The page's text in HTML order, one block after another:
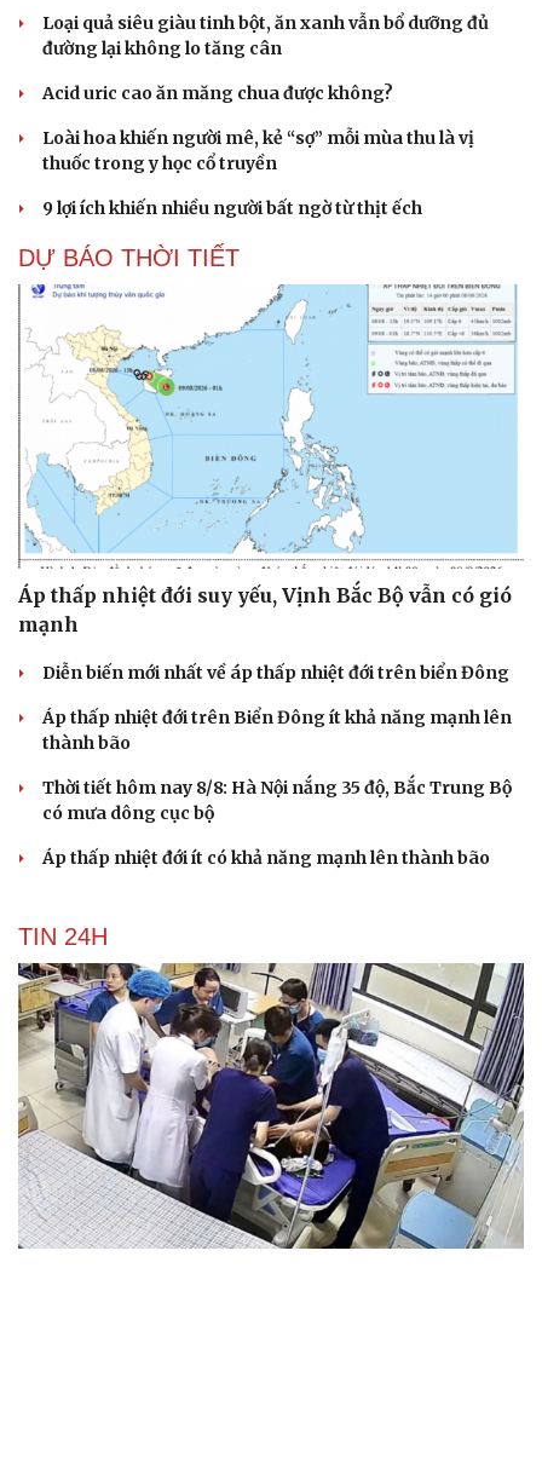
Loại quả siêu giàu tinh bột, ăn xanh vẫn bổ dưỡng đủ
đường lại không lo tăng cân
Acid uric cao ăn măng chua được không?
Loài hoa khiến người mê, kẻ “sợ” mỗi mùa thu là vị
thuốc trong y học cổ truyền
9 lợi ích khiến nhiều người bất ngờ từ thịt ếch
DỰ BÁO THỜI TIẾT
Áp thấp nhiệt đới suy yếu, Vịnh Bắc Bộ vẫn có gió
mạnh
Diễn biến mới nhất về áp thấp nhiệt đới trên biển Đông
Áp thấp nhiệt đới trên Biển Đông ít khả năng mạnh lên
thành bão
Thời tiết hôm nay 8/8: Hà Nội nắng 35 độ, Bắc Trung Bộ
có mưa dông cục bộ
Áp thấp nhiệt đới ít có khả năng mạnh lên thành bão
TIN 24H